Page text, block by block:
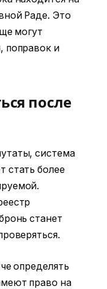
Раде. Это
могут
поправок и
после
система
стать более
станет
определять
право на